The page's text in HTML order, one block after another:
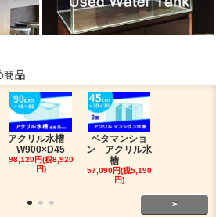
アクリル水槽
W900×D45
98,120円(税8,920
円)
ベタマンショ
ン アクリル水
槽
57,090円(税5,190
円)
>